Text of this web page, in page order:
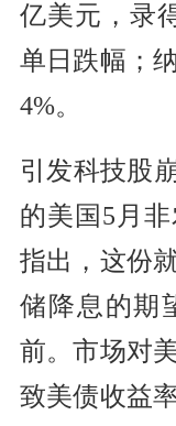
亿美元，录
单日跌幅；
4%。
引发科技股
的美国5月
指出，这份
储降息的期
前。市场对
致美债收益